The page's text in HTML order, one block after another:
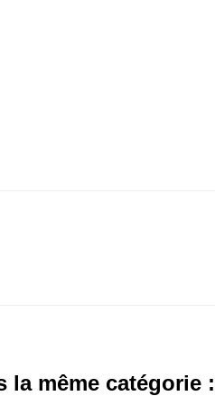
la même catégorie :